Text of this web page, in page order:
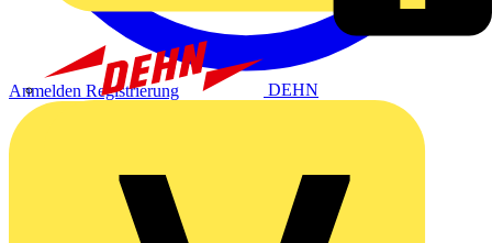
DEHN
Anmelden Registrierung